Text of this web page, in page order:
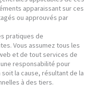
apparaissant sur ces
ou approuvés par
pratiques de
Vous assumez tous les
et de tout services de
responsabilité pour
la cause, résultant de la
à des tiers.